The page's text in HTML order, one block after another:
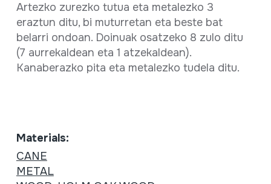
Artezko zurezko tutua eta metalezko 3
eraztun ditu, bi muturretan eta beste bat
belarri ondoan. Doinuak osatzeko 8 zulo ditu
(7 aurrekaldean eta 1 atzekaldean).
Kanaberazko pita eta metalezko tudela ditu.
Materials:
CANE
METAL